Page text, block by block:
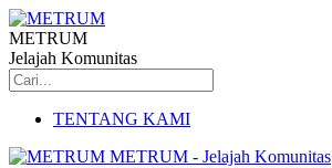
METRUM
Jelajah Komunitas
TENTANG KAMI
METRUM - Jelajah Komunitas